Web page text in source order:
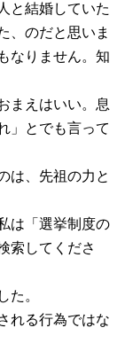
と結婚していた
、のだと思いま
なりません。知
まえはいい。息
」とでも言って
は、先祖の力と
は「選挙制度の
索してくださ
た。
れる行為ではな